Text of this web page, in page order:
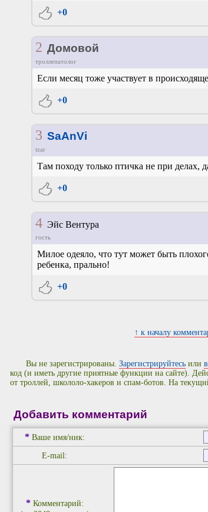
+0
2 Домовой
троллепатолог
Если месяц тоже участвует в
+0
3 SaAnVi
tzar
Там походу только птичка не при делах,
+0
4Эйс Вентура
гость
Милое одеяло, что тут может быть
ребенка, прально!
+0
↑ к началу
Вы не зарегистрированы.Зарегистрируйтесь или
код (и иметь другие приятные функции на сайте).
от троллей, школоло-хакеров и спам-ботов. На
Добавить комментарий
* Ваше имя/ник:
E-mail:
* Комментарий: